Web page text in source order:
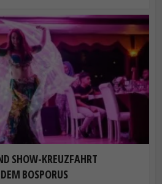
SHOW-KREUZFAHRT
BOSPORUS